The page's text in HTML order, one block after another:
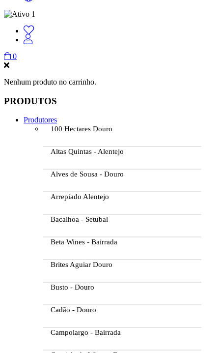
0
Nenhum produto no carrinho.
PRODUTOS
Produtores
100 Hectares Douro
Altas Quintas - Alentejo
Alves de Sousa - Douro
Arrepiado Alentejo
Bacalhoa - Setubal
Beta Wines - Bairrada
Brites Aguiar Douro
Busto - Douro
Cadão - Douro
Campolargo - Bairrada